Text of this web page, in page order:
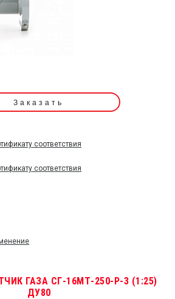
Заказать
соответствия
соответствия
ГАЗА СГ-16МТ-250-Р-3 (1:25)
ДУ80